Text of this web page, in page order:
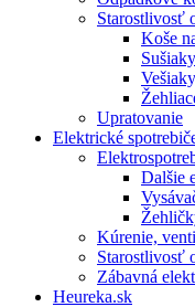
Starostlivosť
Koše
Upratovanie
Elektrické
Dalšie
Kúrenie,
Starostlivosť
Zábavná
Heureka.sk